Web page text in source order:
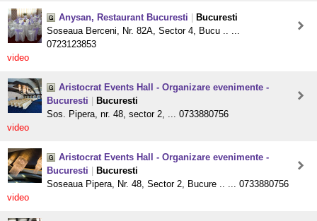
Anysan, Restaurant Bucuresti
Bucuresti
Soseaua Berceni, Nr. 82A, Sector 4, Bucu .. ...
0723123853
video
Aristocrat Events Hall - Organizare evenimente -
Bucuresti
Bucuresti
Sos. Pipera, nr. 48, sector 2, ... 0733880756
video
Aristocrat Events Hall - Organizare evenimente -
Bucuresti
Bucuresti
Soseaua Pipera, Nr. 48, Sector 2, Bucure .. ... 0733880756
video